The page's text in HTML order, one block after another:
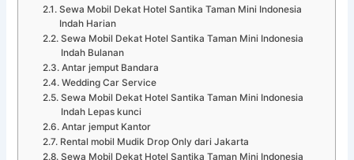
Sewa Mobil Dekat Hotel Santika Taman Mini Indonesia
Indah Harian
Sewa Mobil Dekat Hotel Santika Taman Mini Indonesia
Indah Bulanan
Antar jemput Bandara
Wedding Car Service
Sewa Mobil Dekat Hotel Santika Taman Mini Indonesia
Indah Lepas kunci
Antar jemput Kantor
Rental mobil Mudik Drop Only dari Jakarta
Sewa Mobil Dekat Hotel Santika Taman Mini Indonesia